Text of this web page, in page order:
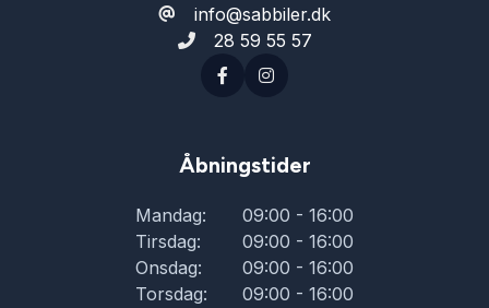
info@sabbiler.dk
28 59 55 57
Åbningstider
Mandag:
09:00 - 16:00
Tirsdag:
09:00 - 16:00
Onsdag:
09:00 - 16:00
Torsdag:
09:00 - 16:00